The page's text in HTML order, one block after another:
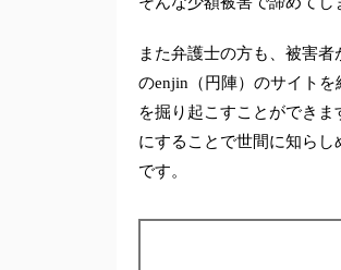
また弁護士の方も、被害
のenjin（円陣）のサイト
を掘り起こすことができ
にすることで世間に知ら
です。